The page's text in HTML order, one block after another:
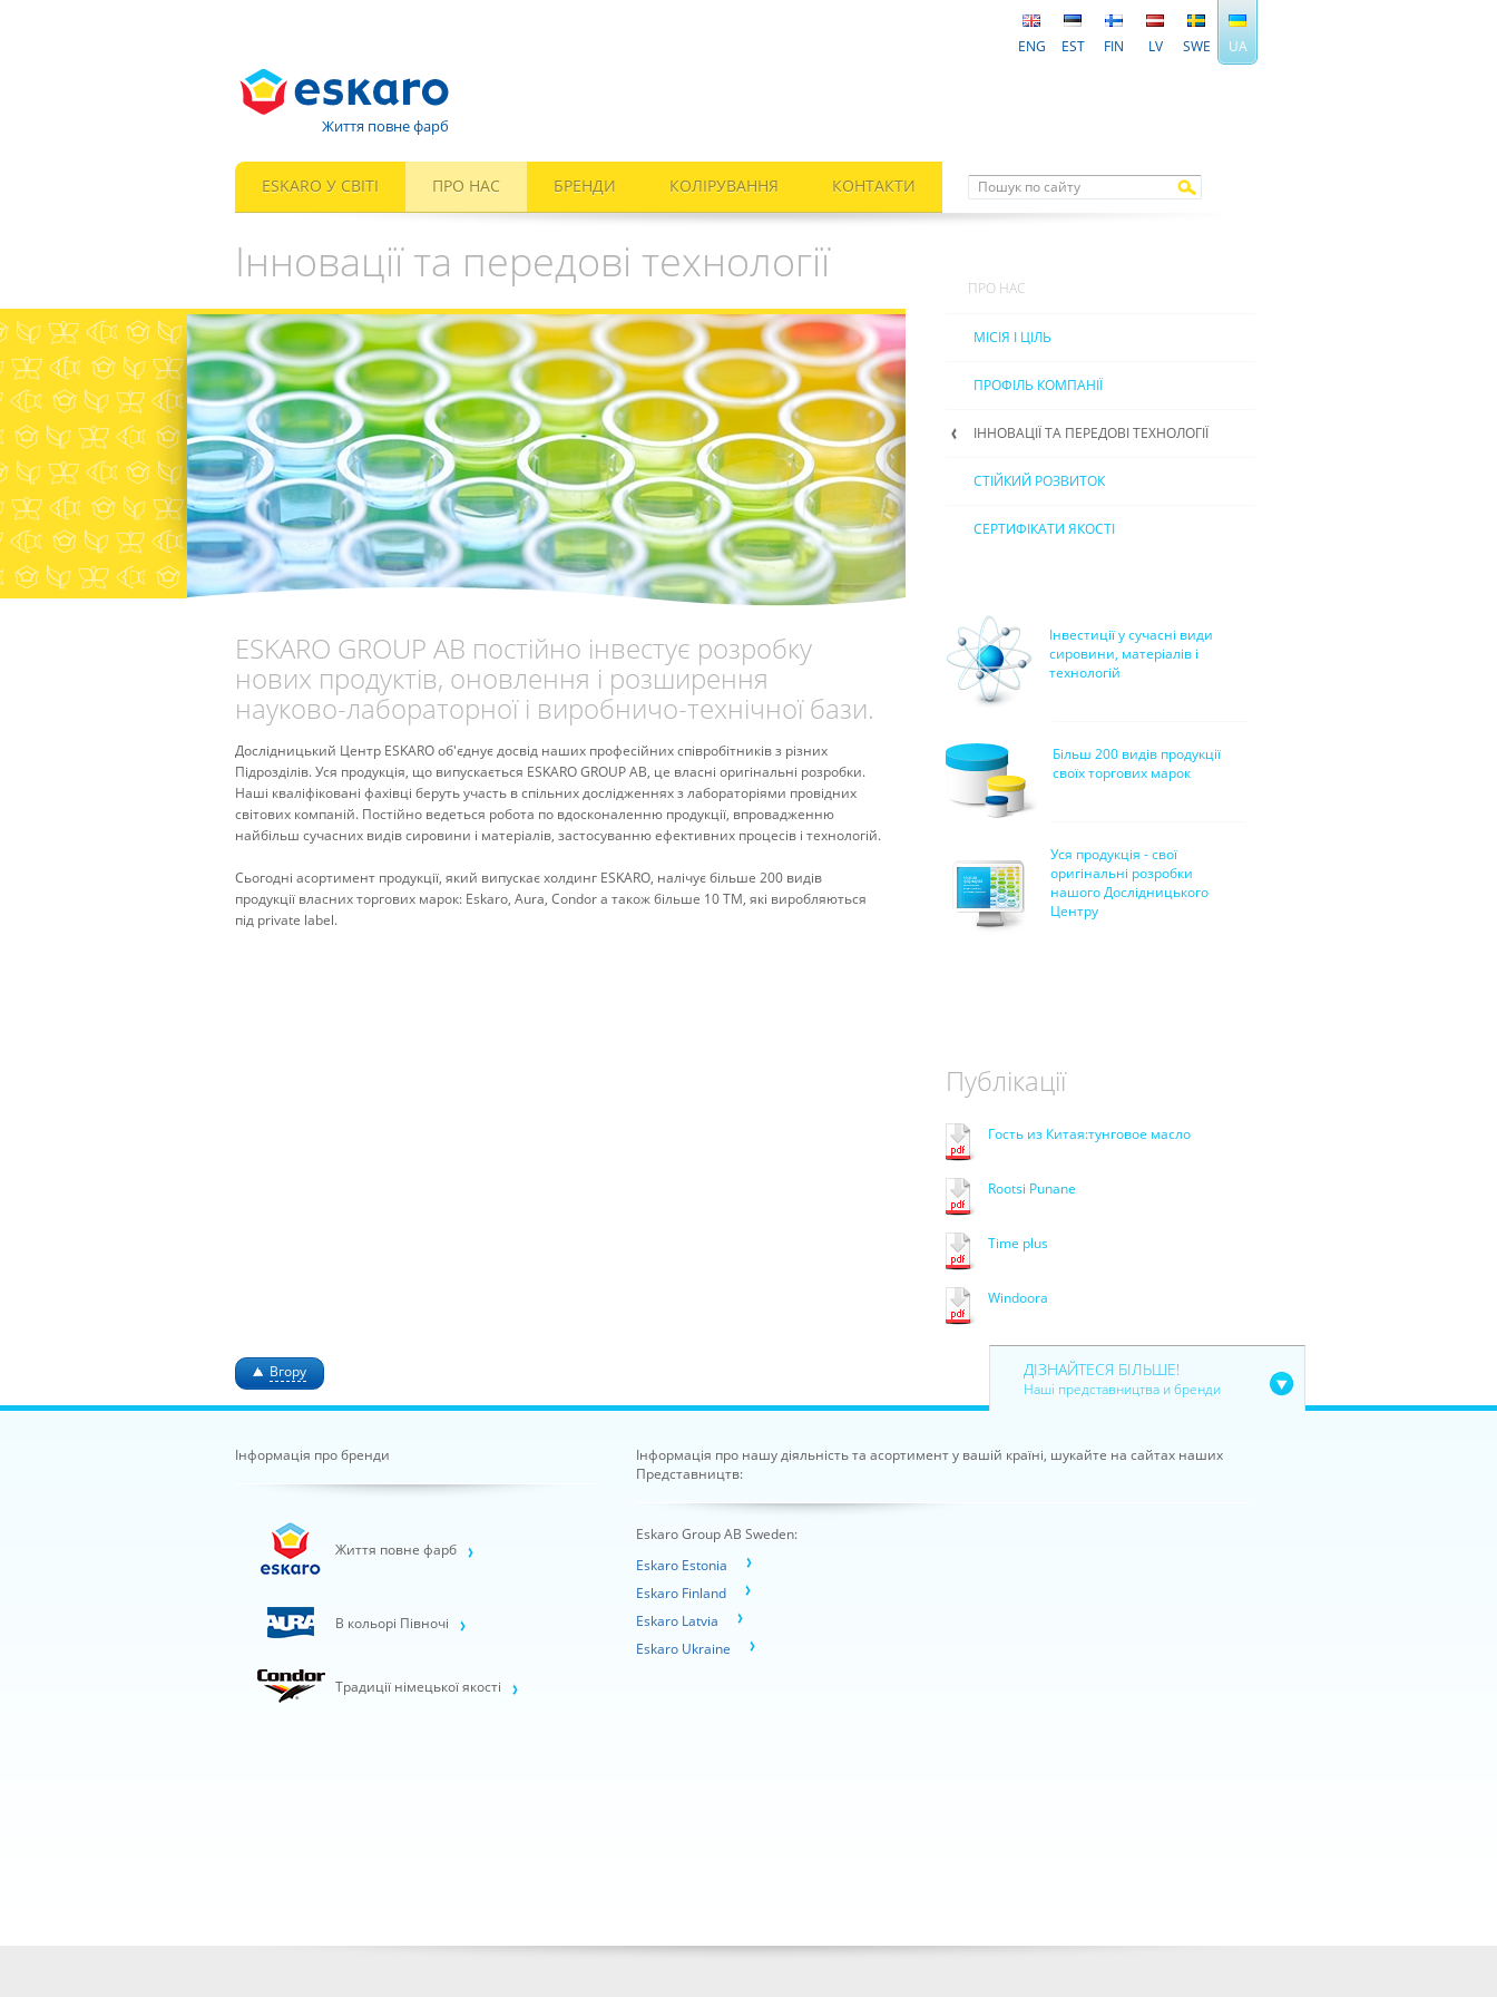
ENG EST FIN LV SWE UA
Життя повне фарб
ESKARO У СВІТІ ПРО НАС БРЕНДИ КОЛІРУВАННЯ КОНТАКТИ
Інновації та передові технології
ESKARO GROUP AB постійно інвестує розробку
нових продуктів, оновлення і розширення
науково-лабораторної і виробничо-технічної бази.
Дослідницький Центр ESKARO об'єднує досвід наших професійних співробітників з різних
Підрозділів. Уся продукція, що випускається ESKARO GROUP AB, це власні оригінальні розробки.
Наші кваліфіковані фахівці беруть участь в спільних дослідженнях з лабораторіями провідних
світових компаній. Постійно ведеться робота по вдосконаленню продукції, впровадженню
найбільш сучасних видів сировини і матеріалів, застосуванню ефективних процесів і технологій.
Сьогодні асортимент продукції, який випускає холдинг ESKARO, налічує більше 200 видів
продукції власних торгових марок: Eskaro, Aura, Condor а також більше 10 ТМ, які виробляються
під private label.
ПРО НАС
МІСІЯ І ЦІЛЬ
ПРОФІЛЬ КОМПАНІЇ
ІННОВАЦІЇ ТА ПЕРЕДОВІ ТЕХНОЛОГІЇ
CТІЙКИЙ РОЗВИТОК
СЕРТИФІКАТИ ЯКОСТІ
Інвестиції у сучасні види
сировини, матеріалів і
технологій
Більш 200 видів продукції
своїх торгових марок
Уся продукція - свої
оригінальні розробки
нашого Дослідницького
Центру
Публікації
Гость из Китая:тунговое масло
Rootsi Punane
Time plus
Windoora
Вгору ДІЗНАЙТЕСЯ БІЛЬШЕ!
Наші представництва и бренди
Інформація про бренди
Життя повне фарб
В кольорі Півночі
Традиції німецької якості
Інформація про нашу діяльність та асортимент у вашій країні, шукайте на сайтах наших
Представництв:
Eskaro Group AB Sweden:
Eskaro Estonia
Eskaro Finland
Eskaro Latvia
Eskaro Ukraine